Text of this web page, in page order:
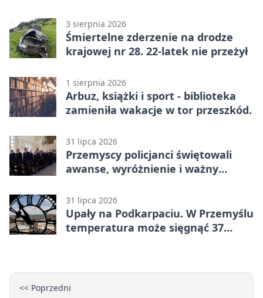
3 sierpnia 2026
Śmiertelne zderzenie na drodze
krajowej nr 28. 22-latek nie przeżył
1 sierpnia 2026
Arbuz, książki i sport - biblioteka
zamieniła wakacje w tor przeszkód.
31 lipca 2026
Przemyscy policjanci świętowali
awanse, wyróżnienie i ważny
31 lipca 2026
Upały na Podkarpaciu. W Przemyślu
temperatura może sięgnąć 37
<< Poprzedni